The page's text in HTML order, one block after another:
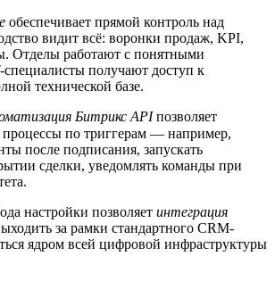
обеспечивает прямой контроль над
видит всё: воронки продаж, KPI,
Отделы работают с понятными
получают доступ к
технической базе.
Битрикс APIпозволяет
процессы по триггерам — например,
после подписания, запускать
сделки, уведомлять команды при
настройки позволяет интеграция
за рамки стандартного CRM-
ядром всей цифровой инфраструктуры